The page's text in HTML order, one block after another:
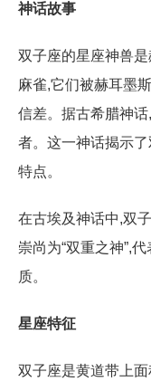
神话故事
双子座的星座神兽
麻雀,它们被赫耳墨
信差。据古希腊神
者。这一神话揭示
特点。
在古埃及神话中,双
崇尚为“双重之神”,
质。
星座特征
双子座是黄道带上